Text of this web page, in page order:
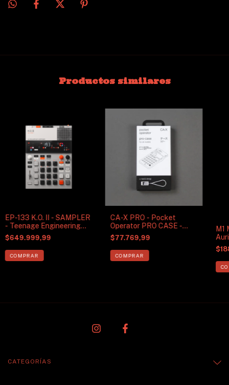
Productos similares
EP-133 K.O. II - SAMPLER
- Teenage Engineering
NUEVO
$649.999,99
CA-X PRO - Pocket
Operator PRO CASE -
Teenage Engineering
NUEVO
$77.769,99
M1
CATEGORÍAS